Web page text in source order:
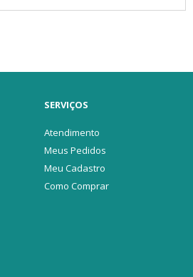
SERVIÇOS
Atendimento
Meus Pedidos
Meu Cadastro
Como Comprar